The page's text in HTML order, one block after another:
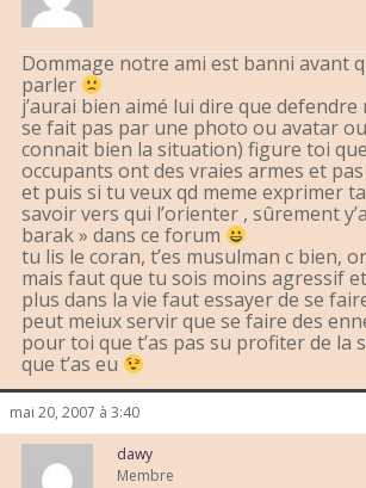
Dommage notre ami est banni avant
parler
j’aurai bien aimé lui dire que
se fait pas par une photo ou avatar
connait bien la situation) figure toi
occupants ont des vraies armes et
et puis si tu veux qd meme exprimer
savoir vers qui l’orienter , sûrement
barak » dans ce forum
tu lis le coran, t’es musulman c bien,
mais faut que tu sois moins agressif
plus dans la vie faut essayer de se
peut meiux servir que se faire des
pour toi que t’as pas su profiter de la
que t’as eu
mai 20, 2007 à 3:40
dawy
Membre